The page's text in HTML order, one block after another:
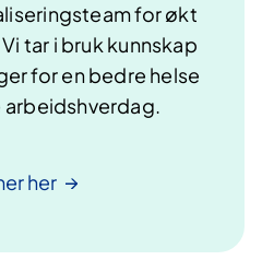
for økt
tar i bruk kunnskap
for en bedre helse
arbeidshverdag.
her